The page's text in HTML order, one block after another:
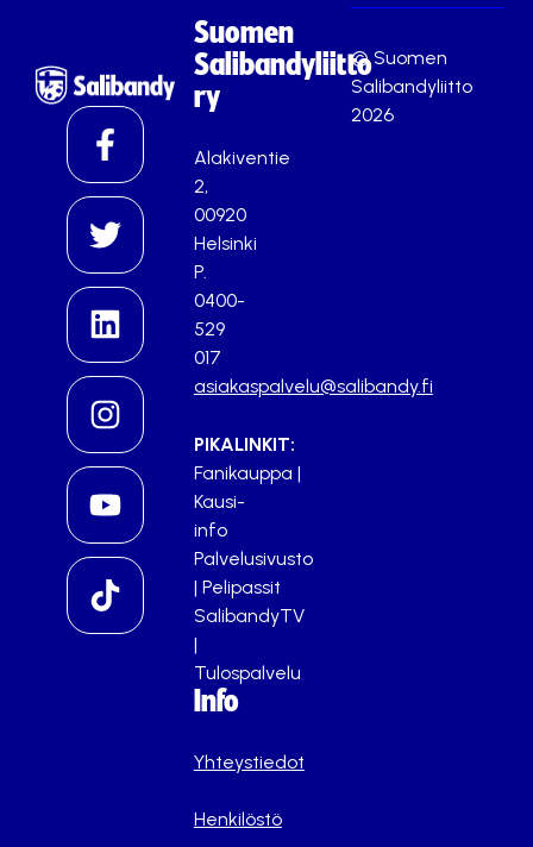
Suomen
Salibandyliitto
ry
Alakiventie
2,
00920
Helsinki
P.
0400-
529
017
asiakaspalvelu@salibandy.fi
PIKALINKIT:
Fanikauppa |
Kausi-
info
Palvelusivusto
| Pelipassit
SalibandyTV
|
Tulospalvelu
Info
Yhteystiedot
Henkilöstö
© Suomen
Salibandyliitto
2026